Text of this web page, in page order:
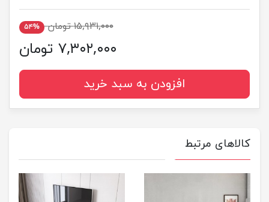
۱۵,۹۳۱,۰۰۰ تومان ۵۴%
۷,۳۰۲,۰۰۰ تومان
افزودن به سبد خرید
کالاهای مرتبط